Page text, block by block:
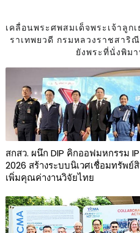
เคลื่อนพระศพสมเด็จพระเจ้าลูก
ราเทพยวดี กรมหลวงราชสาริ
ยังพระที่นั่งพิม
สกสว. ผนึก DIP คิกออฟมหกรรม
2026 สร้างระบบนิเวศเชื่อมทรัพ
เพิ่มคุณค่างานวิจัยไทย